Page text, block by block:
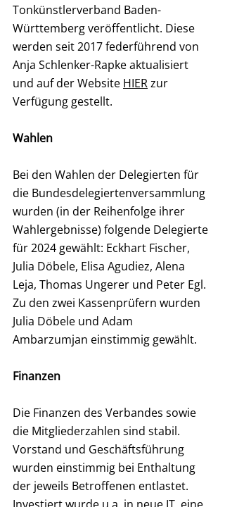
Tonkünstlerverband Baden-
Württembergveröffentlicht. Diese
werden seit 2017 federführend von
Anja Schlenker-Rapke aktualisiert
und auf der Website HIERzur
Verfügung gestellt.
Wahlen
Bei den Wahlen der Delegierten für
die Bundesdelegiertenversammlung
wurden (in der Reihenfolge ihrer
Wahlergebnisse) folgende Delegierte
für 2024 gewählt: Eckhart Fischer,
Julia Döbele, Elisa Agudiez, Alena
Leja, Thomas Ungerer und Peter Egl.
Zu den zwei Kassenprüfern wurden
Julia Döbele und Adam
Ambarzumjan einstimmig gewählt.
Finanzen
Die Finanzen des Verbandes sowie
die Mitgliederzahlen sind stabil.
Vorstand und Geschäftsführung
wurden einstimmig bei Enthaltung
der jeweils Betroffenen entlastet.